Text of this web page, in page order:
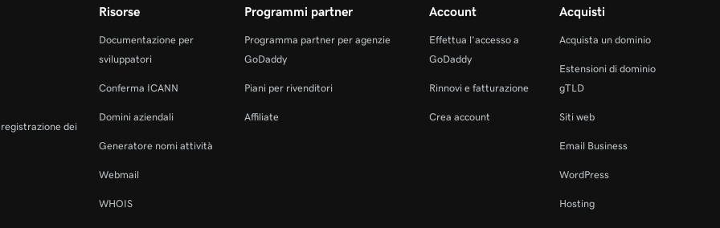
1m 12s
dei
Risorse
Documentazione per
sviluppatori
Conferma ICANN
Domini aziendali
Generatore nomi attività
Webmail
WHOIS
Programmi partner
Programma partner per agenzie
GoDaddy
Piani per rivenditori
Affiliate
Account
Effettua l'accesso a
GoDaddy
Rinnovi e fatturazione
Crea account
Acquisti
Acquista un dominio
Estensioni di dominio
gTLD
Siti web
Email Business
WordPress
Hosting